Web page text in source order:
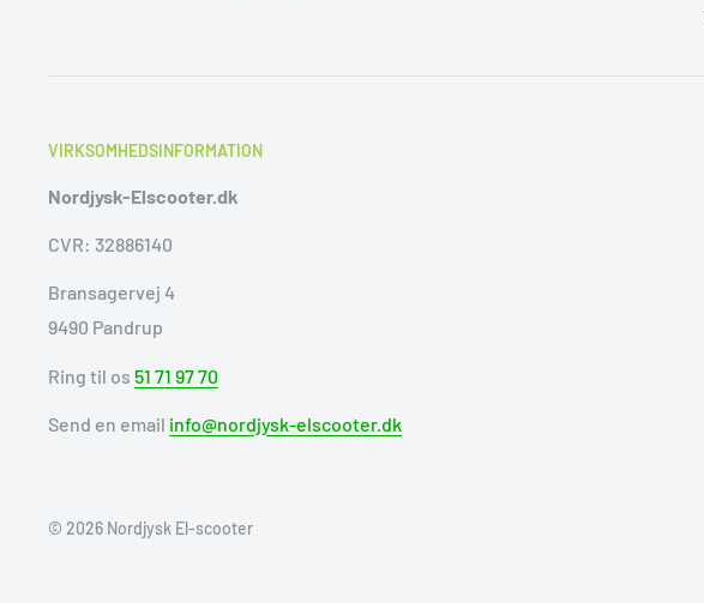
VIRKSOMHEDSINFORMATION
Nordjysk-Elscooter.dk
CVR: 32886140
Bransagervej 4
9490 Pandrup
Ring til os 51 71 97 70
Send en email info@nordjysk-elscooter.dk
© 2026 Nordjysk El-scooter